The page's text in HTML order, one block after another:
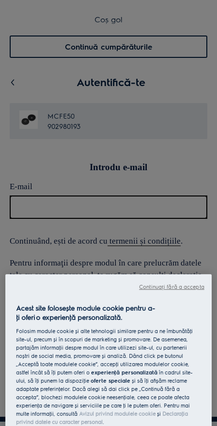
Menu 0
Coș de cumpărături
Coș gol
Continuă cumpărăturile
Autentifică-te
MCFE50
902980193
Introdu e-mail
E-mail
Continuând, ești de acord cu termenii și condițiile.
Pentru informaţii despre modul în care prelucrăm datele
tale cu caracter personal, te rugăm să consulţi declaraţia
Acest site folosește module cookie pentru a-
ţi oferi o experienţă personalizată.
Folosim module cookie și alte tehnologii similare pentru a ne îmbunătăţi
site-ul, precum și în scopuri de marketing și promovare. De asemenea,
partajăm informaţii despre modul în care utilizezi site-ul, cu partenerii
noștri de social media, promovare și analiză. Dând click pe butonul
„Acceptă toate modulele cookie”, accepţi utilizarea modulelor cookie,
astfel încât să îţi putem oferi oexperienţă personalizată în cadrul site-
ului, să îţi punem la dispoziţieoferte speciale și să îţi afișăm reclame
adaptate preferinţelor. Dacă alegi să dai click pe „Continuă fără a
accepta”, blochezi modulele cookie neesenţiale, ceea ce poate afecta
experienţa de navigare și serviciile pe care ţi le putem oferi. Pentru mai
multe informaţii, consultă Avizul privind modulele cookieși Declaraţia
privind datele cu caracter personal.
Continuați fără a accepta